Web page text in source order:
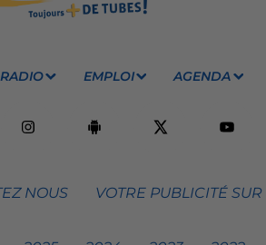
RADIO EMPLOI AGENDA
NOUS VOTRE PUBLICITÉ